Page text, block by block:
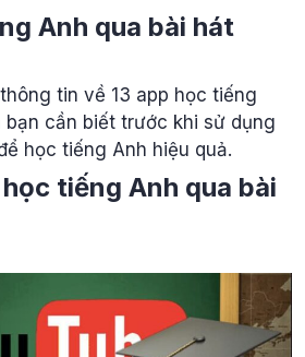
Anh qua bài hát
tin về 13 app học tiếng
bạn cần biết trước khi sử dụng
học tiếng Anh hiệu quả.
học tiếng Anh qua bài